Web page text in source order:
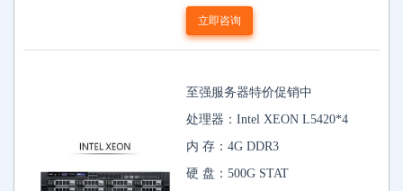
立即咨询
至强服务器特价促销中
处理器：Intel XEON L5420*4
内 存：4G DDR3
硬 盘：500G STAT